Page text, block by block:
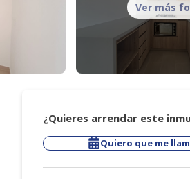
Ver más
¿Quieres arrendar este
Quiero que me